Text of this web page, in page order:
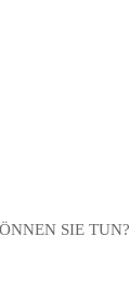
SIE TUN?